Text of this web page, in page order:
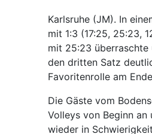
Karlsruhe (JM). In
mit 1:3 (17:25, 25:23,
mit 25:23 überraschte
den dritten Satz
Favoritenrolle am
Die Gäste vom
Volleys von Beginn
wieder in